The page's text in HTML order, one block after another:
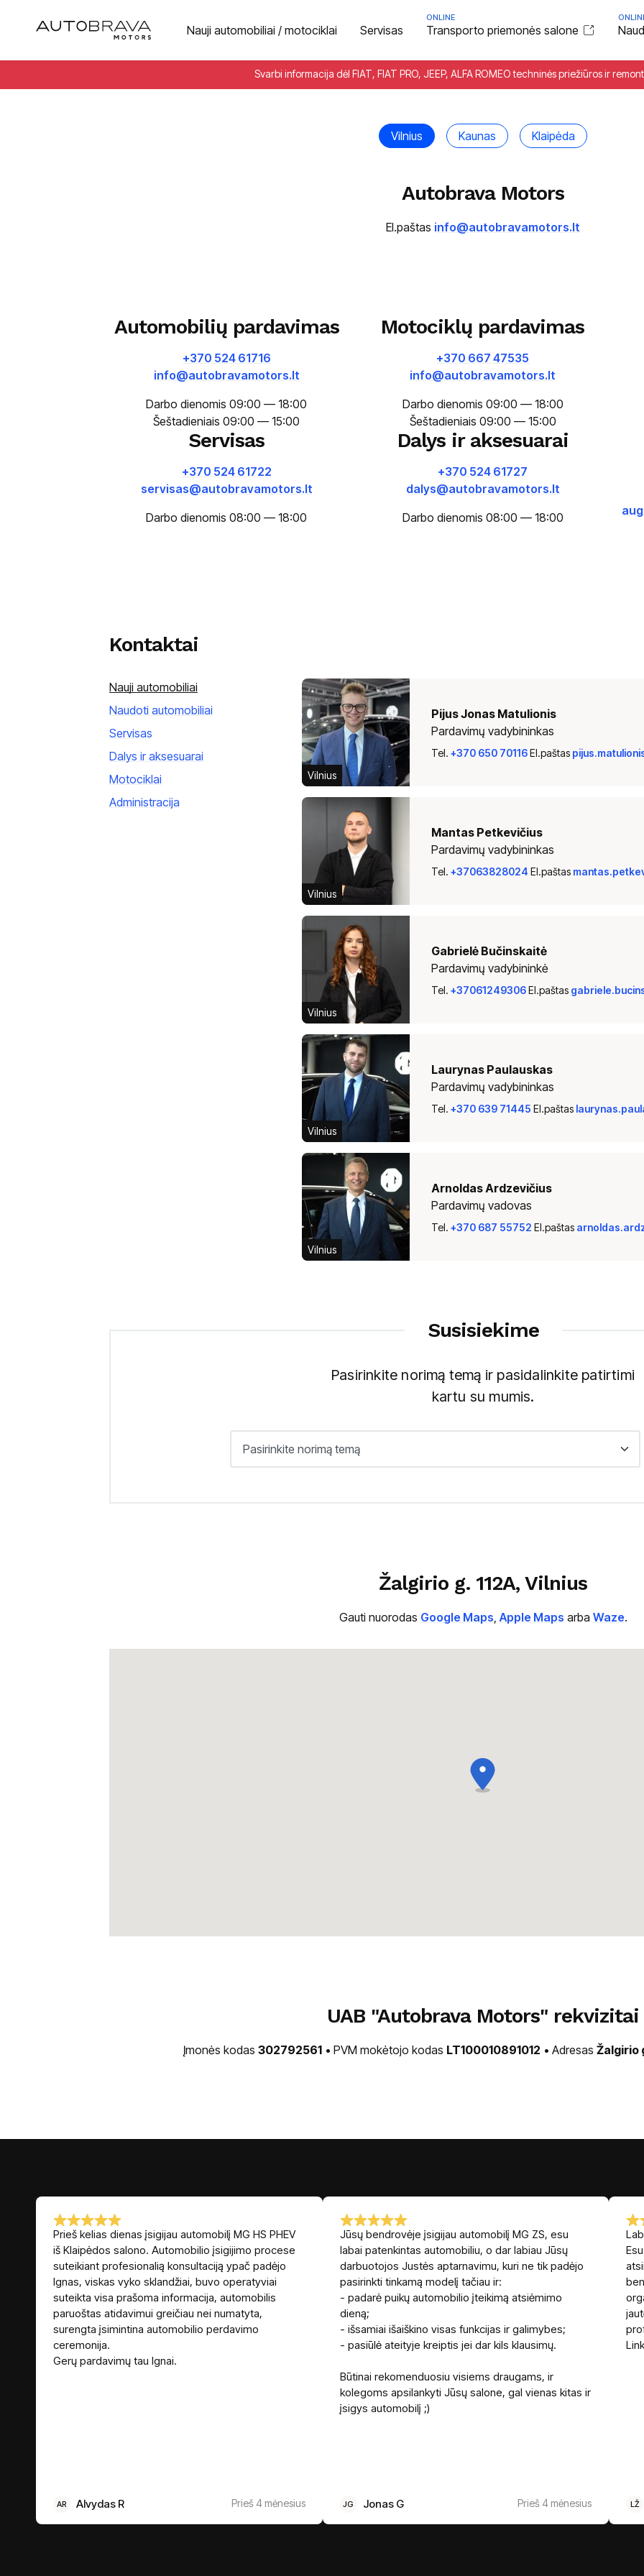
Nauji automobiliai / motociklai Servisas Transporto priemonės salone
ONLINE
Svarbi informacija dėl FIAT, FIAT PRO, JEEP, ALFA ROMEO techninės priežiūros ir
Vilnius Kaunas Klaipėda
Autobrava Motors
El.paštas info@autobravamotors.lt
Automobilių pardavimas
+370 524 61716
info@autobravamotors.lt
Darbo dienomis 09:00 — 18:00
Šeštadieniais 09:00 — 15:00
Motociklų pardavimas
+370 667 47535
info@autobravamotors.lt
Darbo dienomis 09:00 — 18:00
Šeštadieniais 09:00 — 15:00
Servisas
+370 524 61722
servisas@autobravamotors.lt
Darbo dienomis 08:00 — 18:00
Dalys ir aksesuarai
+370 524 61727
dalys@autobravamotors.lt
Darbo dienomis 08:00 — 18:00
Kontaktai
Nauji automobiliai
Naudoti automobiliai
Servisas
Dalys ir aksesuarai
Motociklai
Administracija
Vilnius
Pijus Jonas Matulionis
Pardavimų vadybininkas
Tel. +370 650 70116El.paštas
Vilnius
Mantas Petkevičius
Pardavimų vadybininkas
Tel. +37063828024 El.paštas
Vilnius
Gabrielė Bučinskaitė
Pardavimų vadybininkė
Tel. +37061249306El.paštas
Vilnius
Laurynas Paulauskas
Pardavimų vadybininkas
Tel. +370 639 71445 El.paštas
Vilnius
Arnoldas Ardzevičius
Pardavimų vadovas
Tel. +370 687 55752 El.paštas
Susisiekime
Pasirinkite norimą temą ir pasidalinkite patirtimi
kartu su mumis.
Žalgirio g. 112A, Vilnius
Gauti nuorodas Google Maps Apple Maps arba Waze.
UAB "Autobrava Motors" rekvizitai
Įmonės kodas 302792561• PVM mokėtojo kodas LT100010891012 • Adresas Žalgirio
Prieš kelias dienas įsigijau automobilį MG HS PHEV
iš Klaipėdos salono. Automobilio įsigijimo procese
suteikiant profesionalią konsultaciją ypač padėjo
Ignas, viskas vyko sklandžiai, buvo operatyviai
suteikta visa prašoma informacija, automobilis
paruoštas atidavimui greičiau nei numatyta,
surengta įsimintina automobilio perdavimo
ceremonija.
Gerų pardavimų tau Ignai.
AR Alvydas R Prieš 4 mėnesius
Jūsų bendrovėje įsigijau automobilį MG ZS, esu
labai patenkintas automobiliu, o dar labiau Jūsų
darbuotojos Justės aptarnavimu, kuri ne tik padėjo
pasirinkti tinkamą modelį tačiau ir:
- padarė puikų automobilio įteikimą atsiėmimo
dieną;
- išsamiai išaiškino visas funkcijas ir galimybes;
- pasiūlė ateityje kreiptis jei dar kils klausimų.
Būtinai rekomenduosiu visiems draugams, ir
kolegoms apsilankyti Jūsų salone, gal vienas kitas ir
įsigys automobilį ;)
JG Jonas G Prieš 4 mėnesius LŽ